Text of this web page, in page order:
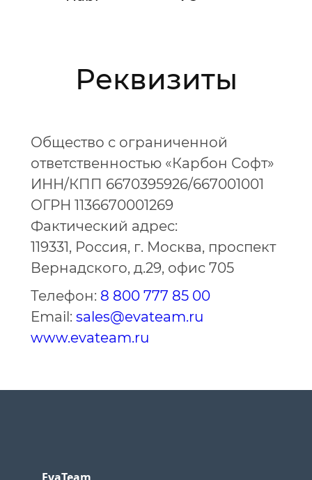
Реквизиты
Общество с ограниченной
ответственностью «Карбон Софт»
ИНН/КПП 6670395926/667001001
ОГРН 1136670001269
Фактический адрес:
119331, Россия, г. Москва, проспект
Вернадского, д.29, офис 705
Телефон: 8 800 777 85 00
Email: sales@evateam.ru
www.evateam.ru